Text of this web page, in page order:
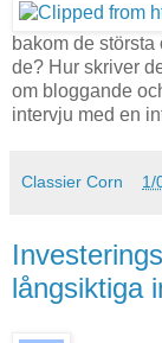
bakom de
de? Hur skriver
om bloggande
intervju med en
Classier Corn 1/
långsiktiga